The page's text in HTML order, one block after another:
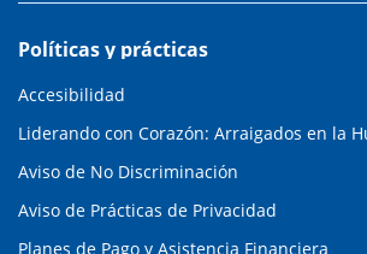
Políticas y prácticas
Accesibilidad
Liderando con Corazón: Arraigados en la
Aviso de No Discriminación
Aviso de Prácticas de Privacidad
Planes de Pago y Asistencia Financiera